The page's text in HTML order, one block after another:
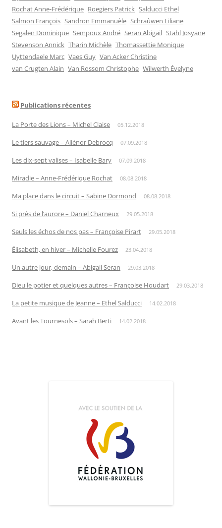
Rochat Anne-Frédérique Roegiers Patrick Salducci Ethel
Salmon François Sandron Emmanuèle Schraûwen Liliane
Segalen Dominique Sempoux André Seran Abigail Stahl Josyane
Stevenson Annick Tharin Michèle Thomassettie Monique
Uyttendaele Marc Vaes Guy Van Acker Christine
van Crugten Alain Van Rossom Christophe Wilwerth Évelyne
Publications récentes
La Porte des Lions – Michel Claise 05.12.2018
Le tiers sauvage – Aliénor Debrocq 07.09.2018
Les dix-sept valises – Isabelle Bary 07.09.2018
Miradie – Anne-Frédérique Rochat 08.08.2018
Ma place dans le circuit – Sabine Dormond 08.08.2018
Si près de l’aurore – Daniel Charneux 29.05.2018
Seuls les échos de nos pas – Françoise Pirart 29.05.2018
Élisabeth, en hiver – Michelle Fourez 23.04.2018
Un autre jour, demain – Abigail Seran 29.03.2018
Dieu le potier et quelques autres – Françoise Houdart 29.03.2018
La petite musique de Jeanne – Ethel Salducci 14.02.2018
Avant les Tournesols – Sarah Berti 14.02.2018